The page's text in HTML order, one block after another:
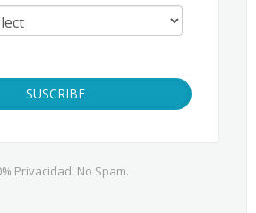
Privacidad. No Spam.